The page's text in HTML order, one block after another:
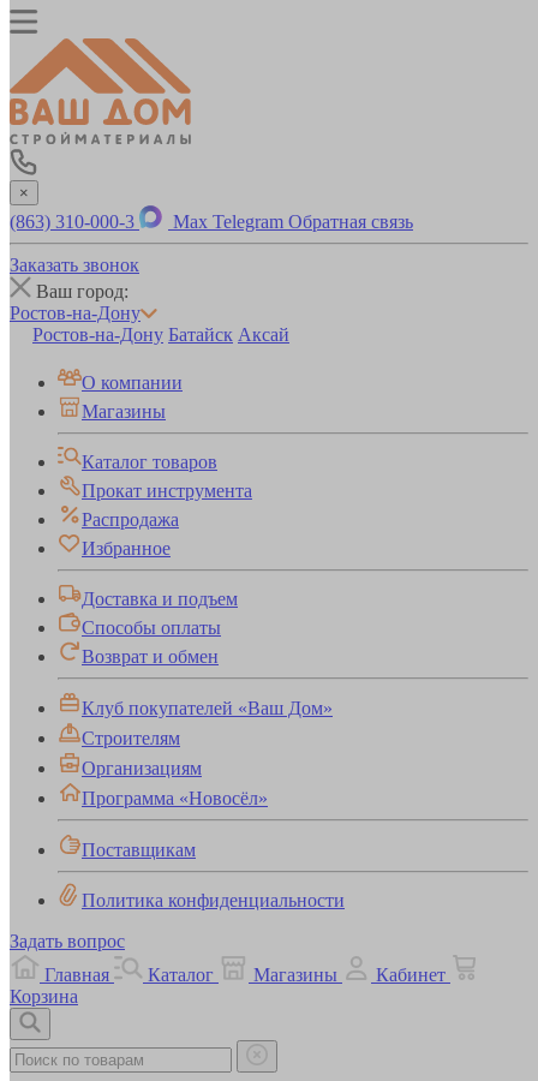
×
(863) 310-000-3 Max Telegram Обратная связь
Заказать звонок
Ваш город:
Ростов-на-Дону
Ростов-на-Дону Батайск Аксай
О компании
Магазины
Каталог товаров
Прокат инструмента
Распродажа
Избранное
Доставка и подъем
Способы оплаты
Возврат и обмен
Клуб покупателей «Ваш Дом»
Строителям
Организациям
Программа «Новосёл»
Поставщикам
Политика конфиденциальности
Задать вопрос
Главная
Каталог Магазины
Кабинет
Корзина